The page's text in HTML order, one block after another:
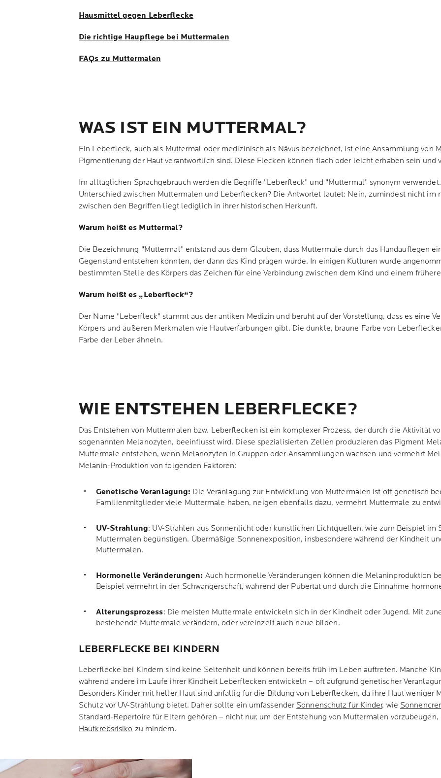
Hausmittel gegen Leberflecke
Die richtige Haupflege bei Muttermalen
FAQs zu Muttermalen
WAS IST EIN MUTTERMAL?
Ein Leberfleck, auch als Muttermal oder medizinisch als Nävus bezeichnet, ist eine Ansammlung von
Pigmentierung der Haut verantwortlich sind. Diese Flecken können flach oder leicht erhaben sein und
Im alltäglichen Sprachgebrauch werden die Begriffe "Leberfleck" und "Muttermal" synonym
Unterschied zwischen Muttermalen und Leberflecken? Die Antwortet lautet: Nein, zumindest nicht im
zwischen den Begriffen liegt lediglich in ihrer historischen Herkunft.
Warum heißt es Muttermal?
Die Bezeichnung "Muttermal" entstand aus dem Glauben, dass Muttermale durch das Handauflegen
Gegenstand entstehen könnten, der dann das Kind prägen würde. In einigen Kulturen wurde
bestimmten Stelle des Körpers das Zeichen für eine Verbindung zwischen dem Kind und einem
Warum heißt es „Leberfleck“?
Der Name "Leberfleck" stammt aus der antiken Medizin und beruht auf der Vorstellung, dass es eine
Körpers und äußeren Merkmalen wie Hautverfärbungen gibt. Die dunkle, braune Farbe von
Farbe der Leber ähneln.
WIE ENTSTEHEN LEBERFLECKE?
Das Entstehen von Muttermalen bzw. Leberflecken ist ein komplexer Prozess, der durch die Aktivität
sogenannten Melanozyten, beeinflusst wird. Diese spezialisierten Zellen produzieren das Pigment
Muttermale entstehen, wenn Melanozyten in Gruppen oder Ansammlungen wachsen und vermehrt
Melanin-Produktion von folgenden Faktoren:
Genetische Veranlagung: Die Veranlagung zur Entwicklung von Muttermalen ist oft genetisch
Familienmitglieder viele Muttermale haben, neigen ebenfalls dazu, vermehrt Muttermale zu
UV-Strahlung: UV-Strahlen aus Sonnenlicht oder künstlichen Lichtquellen, wie zum Beispiel im
Muttermalen begünstigen. Übermäßige Sonnenexposition, insbesondere während der Kindheit
Muttermalen.
Hormonelle Veränderungen: Auch hormonelle Veränderungen können die Melaninproduktion
Beispiel vermehrt in der Schwangerschaft, während der Pubertät und durch die Einnahme
Alterungsprozess: Die meisten Muttermale entwickeln sich in der Kindheit oder Jugend. Mit
bestehende Muttermale verändern, oder vereinzelt auch neue bilden.
LEBERFLECKE BEI KINDERN
Leberflecke bei Kindern sind keine Seltenheit und können bereits früh im Leben auftreten. Manche
während andere im Laufe ihrer Kindheit Leberflecken entwickeln – oft aufgrund genetischer
Besonders Kinder mit heller Haut sind anfällig für die Bildung von Leberflecken, da ihre Haut weniger
Schutz vor UV-Strahlung bietet. Daher sollte ein umfassender Sonnenschutz für Kinder, wie
Standard-Repertoire für Eltern gehören – nicht nur, um der Entstehung von Muttermalen
Hautkrebsrisiko zu mindern.